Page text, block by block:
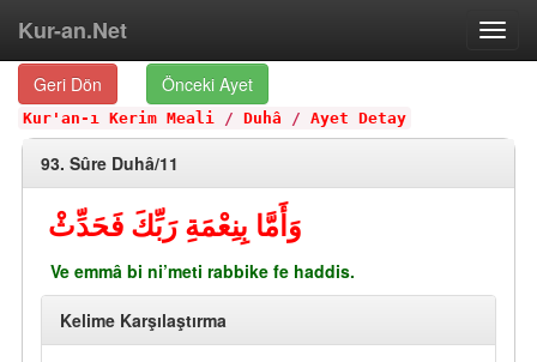
Kur-an.Net
Geri Dön Önceki Ayet
Kur'an-ı Kerim Meali / Duhâ / Ayet Detay
93. Sûre Duhâ/11
وَأَمَّا بِنِعْمَةِ رَبِّكَ فَحَدِّثْ
Ve emmâ bi ni’meti rabbike fe haddis.
Kelime Karşılaştırma